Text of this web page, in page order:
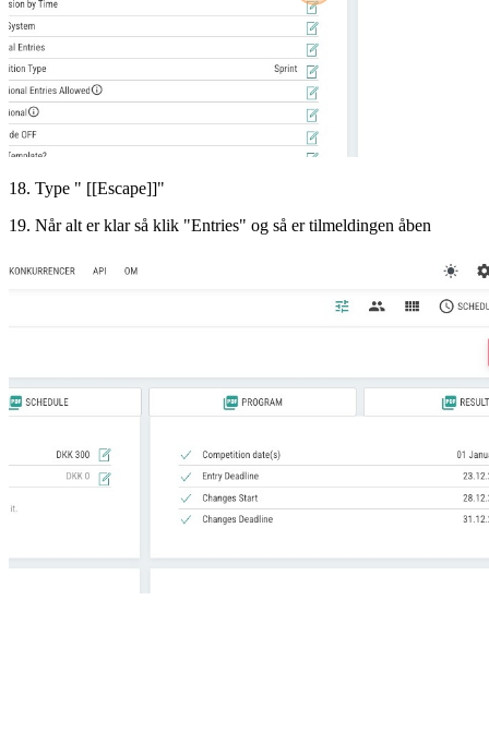
18. Type " [[Escape]]"
19. Når alt er klar så klik "Entries" og så er tilmeldingen åben